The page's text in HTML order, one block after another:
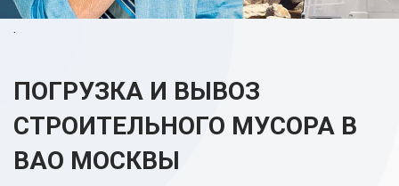
.
ПОГРУЗКА И ВЫВОЗ
СТРОИТЕЛЬНОГО МУСОРА В
ВАО МОСКВЫ